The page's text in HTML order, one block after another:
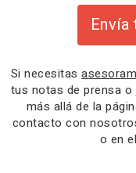
Si necesitas
tus notas de prensa o
más allá de la
contacto con
o en